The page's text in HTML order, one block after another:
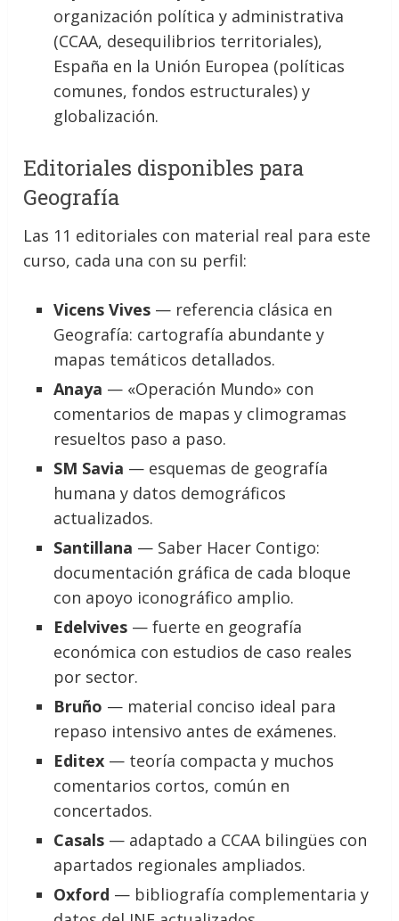
organización política y administrativa
(CCAA, desequilibrios territoriales),
España en la Unión Europea (políticas
comunes, fondos estructurales) y
globalización.
Editoriales disponibles para
Geografía
Las 11 editoriales con material real para este
curso, cada una con su perfil:
Vicens Vives — referencia clásica en
Geografía: cartografía abundante y
mapas temáticos detallados.
Anaya — «Operación Mundo» con
comentarios de mapas y climogramas
resueltos paso a paso.
SM Savia — esquemas de geografía
humana y datos demográficos
actualizados.
Santillana — Saber Hacer Contigo:
documentación gráfica de cada bloque
con apoyo iconográfico amplio.
Edelvives — fuerte en geografía
económica con estudios de caso reales
por sector.
Bruño — material conciso ideal para
repaso intensivo antes de exámenes.
Editex — teoría compacta y muchos
comentarios cortos, común en
concertados.
Casals — adaptado a CCAA bilingües con
apartados regionales ampliados.
Oxford — bibliografía complementaria y